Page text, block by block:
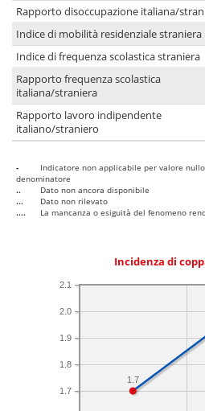
Rapporto disoccupazione italiana/
Indice di mobilità residenziale straniera
Indice di frequenza scolastica straniera
Rapporto frequenza scolastica
italiana/straniera
Rapporto lavoro indipendente
italiano/straniero
-
Indicatore non applicabile per valore
denominatore
..
Dato non ancora disponibile
...
Dato non rilevato
....
La mancanza o esiguità del fenomeno
Incidenza di
1.7
1.8
1.9
2.0
2.1
1.7